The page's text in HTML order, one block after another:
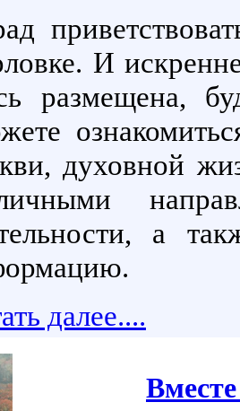
И
размещена,
духовной
а
далее....